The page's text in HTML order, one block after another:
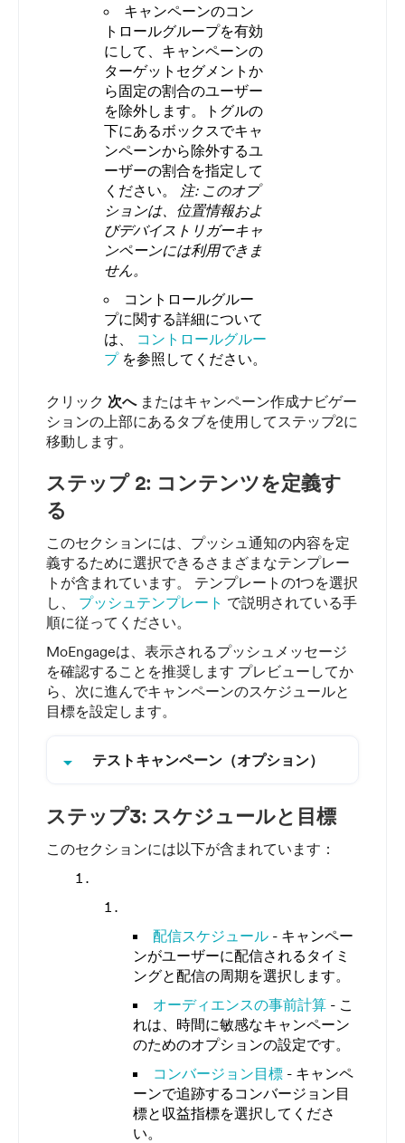
キャンペーンのコン
トロールグループを有効
にして、キャンペーンの
ターゲットセグメントか
ら固定の割合のユーザー
を除外します。トグルの
下にあるボックスでキャ
ンペーンから除外するユ
ーザーの割合を指定して
ください。 注: このオプ
ションは、位置情報およ
びデバイストリガーキャ
ンペーンには利用できま
せん。
コントロールグルー
プに関する詳細について
は、 コントロールグルー
プ を参照してください。
クリック 次へ またはキャンペーン作成ナビゲー
ションの上部にあるタブを使用してステップ2に
移動します。
ステップ 2: コンテンツを定義す
る
このセクションには、プッシュ通知の内容を定
義するために選択できるさまざまなテンプレー
トが含まれています。 テンプレートの1つを選択
し、 プッシュテンプレート で説明されている手
順に従ってください。
MoEngageは、表示されるプッシュメッセージ
を確認することを推奨します プレビューしてか
ら、次に進んでキャンペーンのスケジュールと
目標を設定します。
arrow_drop_down テストキャンペーン（オプション）
ステップ3: スケジュールと目標
このセクションには以下が含まれています：
配信スケジュール - キャンペー
ンがユーザーに配信されるタイミ
ングと配信の周期を選択します。
オーディエンスの事前計算 - こ
れは、時間に敏感なキャンペーン
のためのオプションの設定です。
コンバージョン目標 - キャンペ
ーンで追跡するコンバージョン目
標と収益指標を選択してくださ
い。